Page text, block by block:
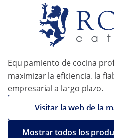
Equipamiento de cocina
maximizar la eficiencia, la
empresarial a largo plazo.
Visitar la web de la
Mostrar todos los